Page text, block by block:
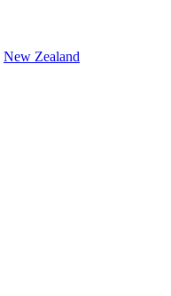
New Zealand